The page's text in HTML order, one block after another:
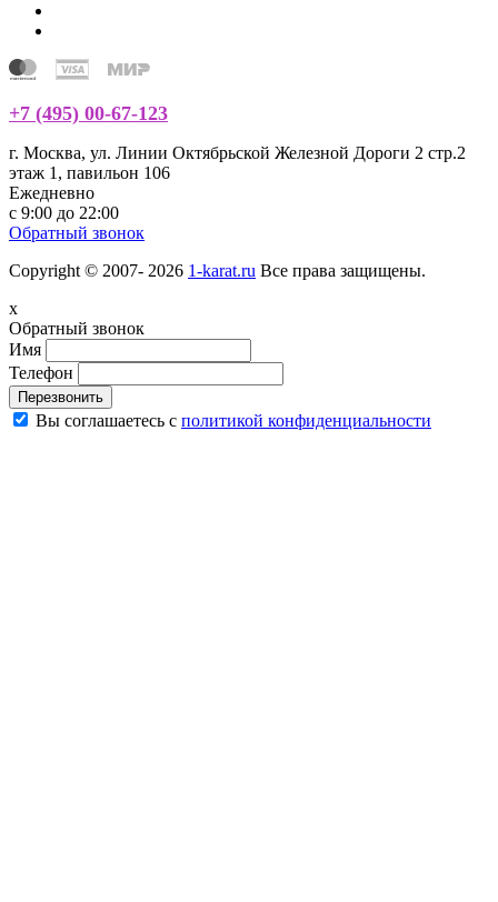
+7 (495) 00-67-123
г. Москва, ул. Линии Октябрьской Железной Дороги 2 стр.2
этаж 1, павильон 106
Ежедневно
с 9:00 до 22:00
Обратный звонок
Copyright © 2007- 2026 1-karat.ru Все права защищены.
x
Обратный звонок
Имя
Телефон
Перезвонить
Вы соглашаетесь с политикой конфиденциальности